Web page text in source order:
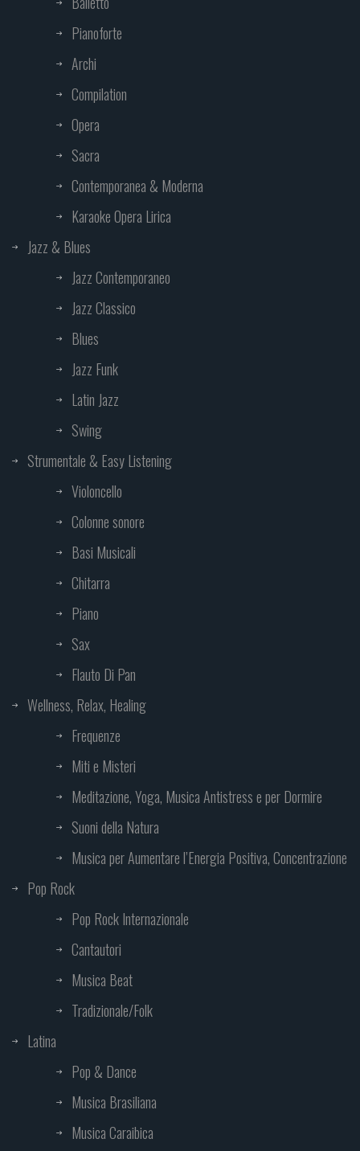
Pianoforte
Archi
Compilation
Opera
Sacra
Contemporanea & Moderna
Karaoke Opera Lirica
Jazz & Blues
Jazz Contemporaneo
Jazz Classico
Blues
Jazz Funk
Latin Jazz
Swing
Strumentale & Easy Listening
Violoncello
Colonne sonore
Basi Musicali
Chitarra
Piano
Sax
Flauto Di Pan
Wellness, Relax, Healing
Frequenze
Miti e Misteri
Meditazione, Yoga, Musica Antistress e per Dormire
Suoni della Natura
Musica per Aumentare l’Energia Positiva, Concentrazione
Pop Rock
Pop Rock Internazionale
Cantautori
Musica Beat
Tradizionale/Folk
Latina
Pop & Dance
Musica Brasiliana
Musica Caraibica